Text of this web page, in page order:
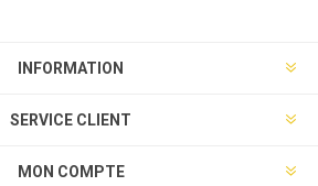
INFORMATION
SERVICE CLIENT
MON COMPTE